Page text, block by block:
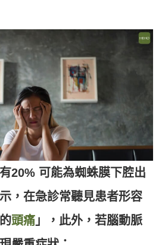
20% 可能為蜘蛛膜下腔出
，在急診常聽見患者形容
頭痛 」，此外，若腦動脈